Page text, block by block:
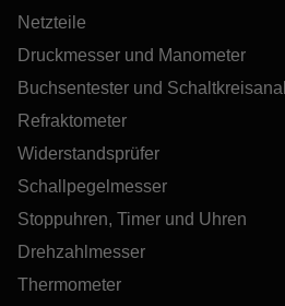
Netzteile
Druckmesser und Manometer
Buchsentester und
Refraktometer
Widerstandsprüfer
Schallpegelmesser
Stoppuhren, Timer und Uhren
Drehzahlmesser
Thermometer